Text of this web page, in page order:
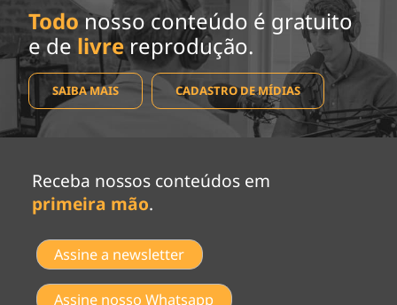
Todo nosso conteúdo é gratuito
e de livrereprodução.
SAIBA MAIS CADASTRO DE MÍDIAS
Receba nossos conteúdos em
primeira mão.
Assine a newsletter
Assine nosso Whatsapp